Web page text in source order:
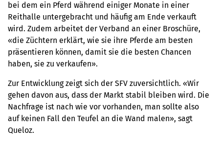
bei dem ein Pferd während einiger Monate in einer
Reithalle untergebracht und häufig am Ende verkauft
wird. Zudem arbeitet der Verband an einer Broschüre,
«die Züchtern erklärt, wie sie ihre Pferde am besten
präsentieren können, damit sie die besten Chancen
haben, sie zu verkaufen».
Zur Entwicklung zeigt sich der SFV zuversichtlich. «Wir
gehen davon aus, dass der Markt stabil bleiben wird. Die
Nachfrage ist nach wie vor vorhanden, man sollte also
auf keinen Fall den Teufel an die Wand malen», sagt
Queloz.